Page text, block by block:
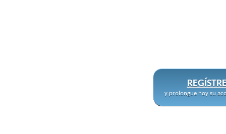
y prolongue hoy su